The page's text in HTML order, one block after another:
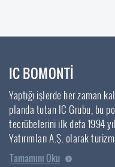
IC BOMONTİ
Yaptığı işlerde her zaman
planda tutan IC Grubu, bu
tecrübelerini ilk defa 1994
Yatırımları A.Ş. olarak
Tamamını Oku